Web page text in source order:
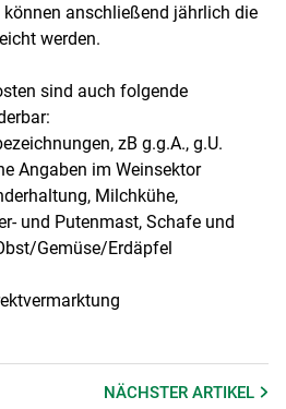
anschließend jährlich die
werden.
sind auch folgende
zB g.g.A., g.U.
Angaben im Weinsektor
Milchkühe,
und Putenmast, Schafe und
Gemüse/Erdäpfel
NÄCHSTERARTIKEL